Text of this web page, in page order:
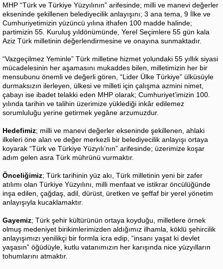
MHP “Türk ve Türkiye Yüzyılının” arifesinde; milli ve manevi değerler
ekseninde şekillenen belediyecilik anlayışını; 3 ana tema, 9 İlke ve
Cumhuriyetimizin yüzüncü yılına ithafen 100 madde halinde;
partimizin 55. Kuruluş yıldönümünde, Yerel Seçimlere 55 gün kala
Aziz Türk milletinin değerlendirmesine ve onayına sunmaktadır.
“Vazgeçilmez Yeminle” Türk milletine hizmet yolundaki 55 yıllık siyasi
mücadelesinin her aşamasını mukaddes bilen, milletimizin her bir
mensubunu önemli ve değerli gören, “Lider Ülke Türkiye” ülküsüyle
durmaksızın ilerleyen, ülkesi ve milleti için çalışma azmini nimet,
çabayı ise ibadet telakki eden MHP olarak; Cumhuriyet’imizin 100.
yılında tarihin ve talihin üzerimize yüklediği inkâr edilemez
sorumluluğu yerine getirmek yegâne arzumuzdur.
Hedefimiz; milli ve manevi değerler ekseninde şekillenen, ahlaki
ilkeleri öne alan ve değer merkezli bir belediyecilik anlayışı ortaya
koyarak “Türk ve Türkiye Yüzyılı’nın” arifesinde; üzerimize koşar
adım gelen asra Türk mührünü vurmaktır.
Önceliğimiz; Türk tarihinin yüz akı, Türk milletinin yeni bir zafer
atılımı olan Türkiye Yüzyılını, milli menfaat ve istikrar öncülüğünde
inşa edilen, çağdaş, adil, dürüst, üretken ve şeffaf bir yerel yönetim
anlayışıyla kucaklamaktır.
Gayemiz; Türk şehir kültürünün ortaya koyduğu, milletlere örnek
olmuş medeniyet birikimlerimizden aldığımız ilhamla, köklü şehircilik
anlayışımızı yenilikçi bir formla icra edip, “insanı yaşat ki devlet
yaşasın” öğüdüyle, kutlu vatanımızın her karışında nice yüzyılların
tohumlarını atmaktır.